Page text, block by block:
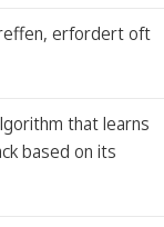
erfordert oft
that learns
based on its